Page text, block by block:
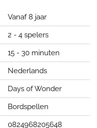
Vanaf 8 jaar
2 - 4 spelers
15 - 30 minuten
Nederlands
Days of Wonder
Bordspellen
0824968205648